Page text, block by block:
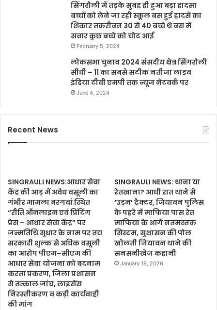
सिंगरौली में तड़के सुबह ही हुआ बड़ा हादसा
बच्चों को लेने जा रही स्कूल बस हुई हादसे का
शिकार तकरीबन 30 से 40 बच्चे थे बस में
सवार कुछ बच्चे को चोट आई
February 5, 2024
लोकसभा चुनाव 2024 संसदीय क्षेत्र सिंगरौली
सीधी – 11 का सबसे सटीक नतीजा लाइव
इंडिया टीवी एमपी तक न्यूज नेटवर्क पर
June 4, 2024
Recent News
SINGRAULI NEWS:आधार सेवा
केंद्र की आड़ में अवैध वसूली का
गंभीर मामला बरगवां स्थित
“रीति ऑनलाइन एवं प्रिंटिंग
प्रेस – आधार सेवा केंद्र” पर
जन्मतिथि सुधार के नाम पर तय
सरकारी शुल्क से अधिक वसूली
का आरोप पीएम–सीएम की
आधार सेवा योजना को बदनाम
करता प्रकरण, जिला प्रशासन
से तत्काल जांच, लाइसेंस
निरस्तीकरण व कड़ी कार्यवाही
की मांग
SINGRAULI NEWS: थाना या
रेतखाना? आधी रात थाने से
‘उड़न’ ट्रैक्टर, जियावन पुलिस
के पहरे में माफिया पास रेत
माफिया के आगे नतमस्तक
सिस्टम, सुशासन की पोल
खोलती जियावन थाने की
सनसनीखेज कहानी
January 19, 2026